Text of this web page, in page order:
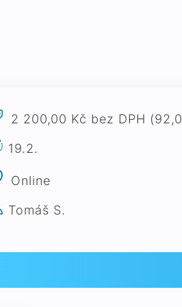
2 200,00 Kč bez DPH
19.2.
Online
Tomáš S.